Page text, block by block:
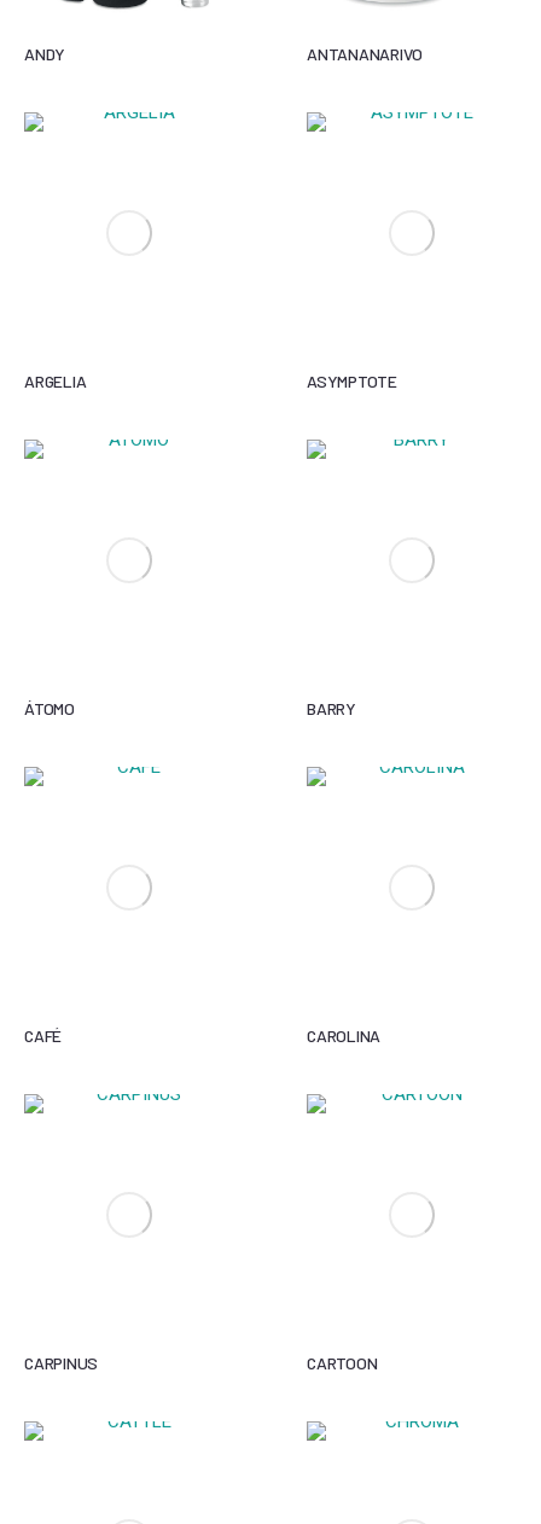
ANDY ANTANANARIVO
ARGELIA ASYMPTOTE
ÁTOMO BARRY
CAFÉ CAROLINA
CARPINUS CARTOON